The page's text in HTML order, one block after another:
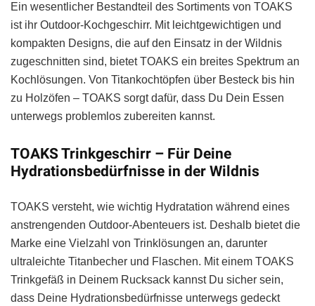
Ein wesentlicher Bestandteil des Sortiments von TOAKS
ist ihr Outdoor-Kochgeschirr. Mit leichtgewichtigen und
kompakten Designs, die auf den Einsatz in der Wildnis
zugeschnitten sind, bietet TOAKS ein breites Spektrum an
Kochlösungen. Von Titankochtöpfen über Besteck bis hin
zu Holzöfen – TOAKS sorgt dafür, dass Du Dein Essen
unterwegs problemlos zubereiten kannst.
TOAKS Trinkgeschirr – Für Deine
Hydrationsbedürfnisse in der Wildnis
TOAKS versteht, wie wichtig Hydratation während eines
anstrengenden Outdoor-Abenteuers ist. Deshalb bietet die
Marke eine Vielzahl von Trinklösungen an, darunter
ultraleichte Titanbecher und Flaschen. Mit einem TOAKS
Trinkgefäß in Deinem Rucksack kannst Du sicher sein,
dass Deine Hydrationsbedürfnisse unterwegs gedeckt